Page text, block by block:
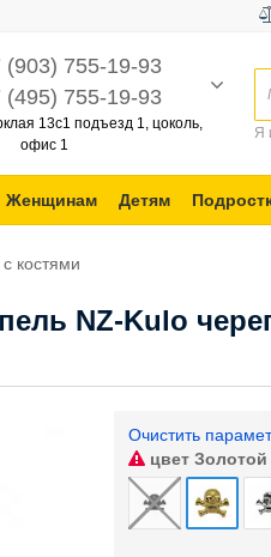
(903) 755-19-93
(495) 755-19-93
13с1 подъезд 1, цоколь,
офис 1
Я
Женщинам Детям
костями
NZ-Kulo
Очистить
цветЗолотой